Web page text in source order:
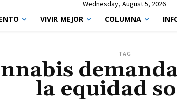
Wednesday, August 5, 2026
VIVIR MEJOR COLUMNA
TAG
la equidad